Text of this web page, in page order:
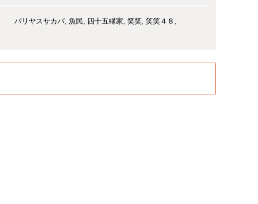
バリヤスサカバ 魚民 四十五縁家 笑笑 笑笑４８